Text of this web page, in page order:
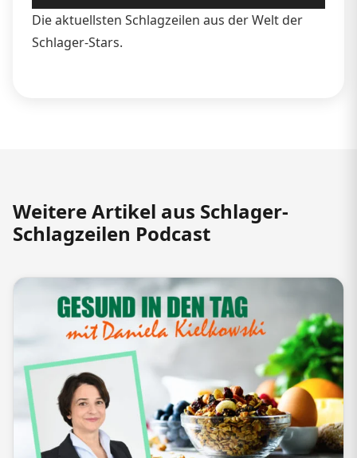
Player
Die aktuellsten Schlagzeilen aus der Welt der
Schlager-Stars.
Weitere Artikel aus Schlager-
Schlagzeilen Podcast